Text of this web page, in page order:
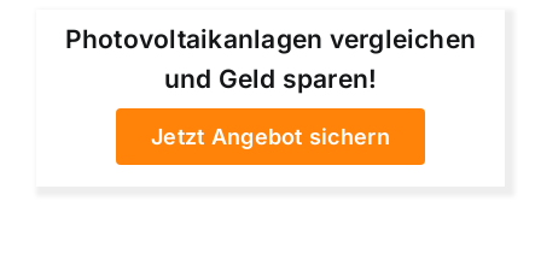
Photovoltaikanlagen vergleichen
und Geld sparen!
Jetzt Angebot sichern